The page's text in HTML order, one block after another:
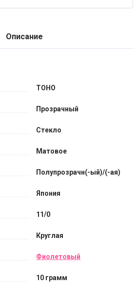
Описание
TOHO
Прозрачный
Стекло
Матовое
Полупрозрачн(-ый)/(-ая)
Япония
11/0
Круглая
Фиолетовый
10 грамм